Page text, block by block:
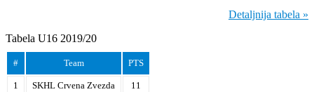
Detaljnija tabela »
Tabela U16 2019/20
# Team PTS
1 SKHL Crvena Zvezda
11